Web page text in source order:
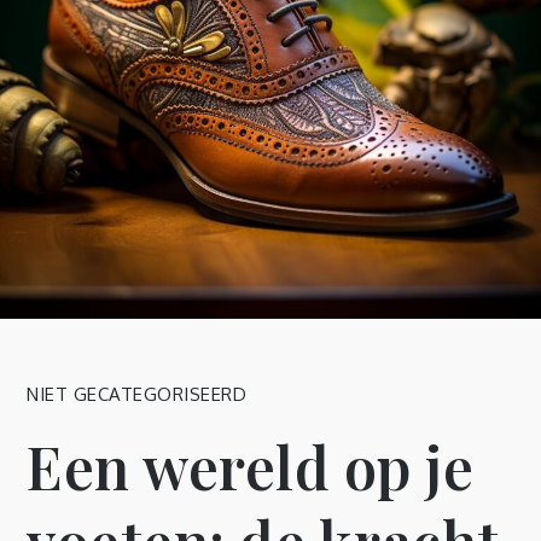
NIET GECATEGORISEERD
Een wereld op je